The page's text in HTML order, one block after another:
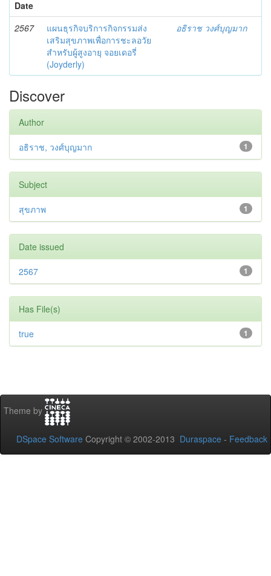
Date
2567
แผนธุรกิจบริการกิจกรรมส่ง
เสริมสุขภาพเพื่อการชะลอวัย
สำหรับผู้สูงอายุ จอยเดอรี่
(Joyderly)
อธิราช วงศ์บุญมาก
Discover
Author
1
อธิราช, วงศ์บุญมาก
Subject
1
สุขภาพ
Date issued
1
2567
Has File(s)
1
true
Theme by
DSpace Software Copyright © 2002-2013 Duraspace - Feedback